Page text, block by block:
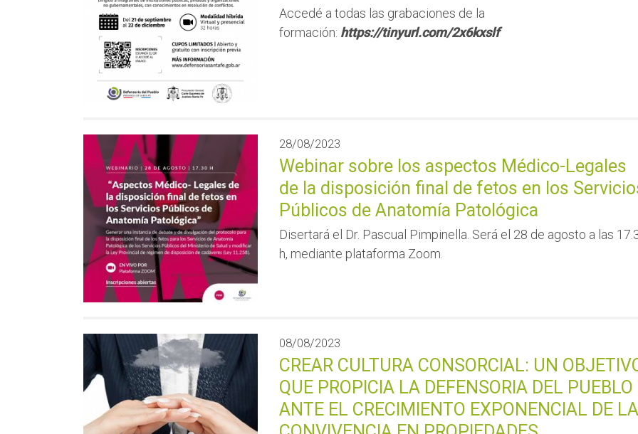
Accedé a todas las grabaciones de la
formación: https://tinyurl.com/2x6kxslf
28/08/2023
Webinar sobre los aspectos Médico-Legales
de la disposición final de fetos en los
Públicos de Anatomía Patológica
Disertará el Dr. Pascual Pimpinella. Será el 28 de agosto a las
h, mediante plataforma Zoom.
08/08/2023
CREAR CULTURA CONSORCIAL: UN
QUE PROPICIA LA DEFENSORIA DEL PUEBLO
ANTE EL CRECIMIENTO EXPONENCIAL DE LA